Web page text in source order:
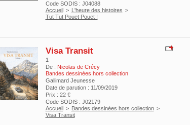
Code SODIS : J04088
Accueil > L'heure des histoires >
Tut Tut Pouet Pouet !
Visa Transit
1
De : Nicolas de Crécy
Bandes dessinées hors collection
Gallimard Jeunesse
Date de parution : 11/09/2019
Prix : 22 €
Code SODIS : J02179
Accueil > Bandes dessinées hors collection >
Visa Transit